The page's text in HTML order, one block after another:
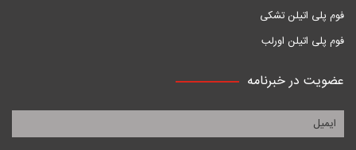
فوم پلی اتیلن تشکی
فوم پلی اتیلن اورلب
عضویت در خبرنامه